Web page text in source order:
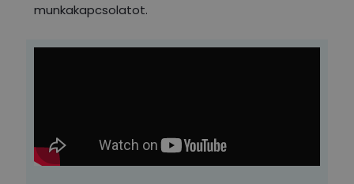
munkakapcsolatot.